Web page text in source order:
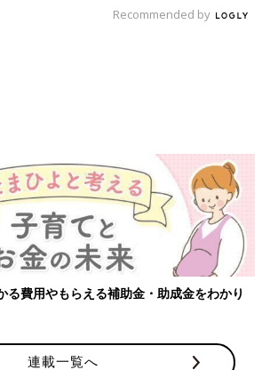
Recommended by
る費用やもらえる補助金・助成金をわかり
連載一覧へ